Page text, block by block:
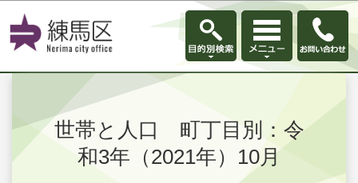
このページの本文へ移動
世帯と人口 町丁目別：令
和3年（2021年）10月